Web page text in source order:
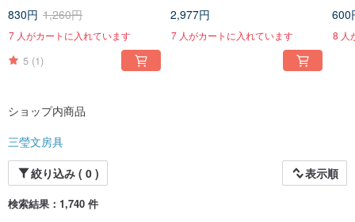
手帳 スケジュール帳
830円 1,260円
7 人がカートに入れています
5 (1)
届きません
2,977円
7 人がカートに入れています
600
8 人
ショップ内商品
三瑩文房具
絞り込み ( 0 )
表示順
検索結果：1,740 件